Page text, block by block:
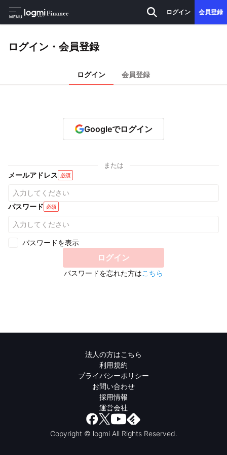
MENU
ログイン 会員登録
ログイン・会員登録
ログイン 会員登録
Googleでログイン
または
メールアドレス 必須
パスワード 必須
パスワードを表示
ログイン
パスワードを忘れた方はこちら
法人の方はこちら
利用規約
プライバシーポリシー
お問い合わせ
採用情報
運営会社
Copyright © logmi All Rights Reserved.